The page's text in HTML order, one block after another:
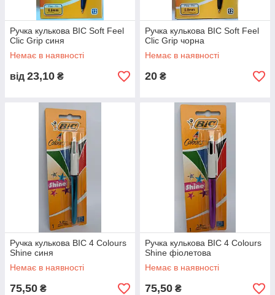
Ручка кулькова BIC Soft Feel
Clic Grip синя
Немає в наявності
від 23,10 ₴
Ручка кулькова BIC Soft Feel
Clic Grip чорна
Немає в наявності
20 ₴
Ручка кулькова BIC 4 Colours
Shine синя
Немає в наявності
75,50 ₴
Ручка кулькова BIC 4 Colours
Shine фіолетова
Немає в наявності
75,50 ₴